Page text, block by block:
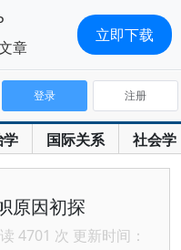
学 国际关系 社会学
登录 注册
原因初探
4701 次 更新时间：
章
立即下载